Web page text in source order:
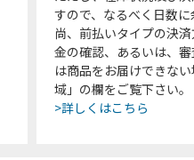
すので、なるべく日数に
尚、前払いタイプの決
金の確認、あるいは、
は商品をお届けできな
域」の欄をご覧下さい。
>詳しくはこちら